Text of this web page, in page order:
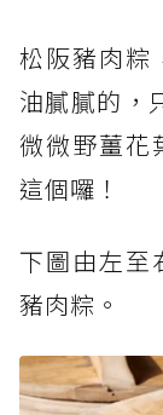
松阪豬肉粽
油膩膩的，
微微野薑花
這個囉！
下圖由左至
豬肉粽。